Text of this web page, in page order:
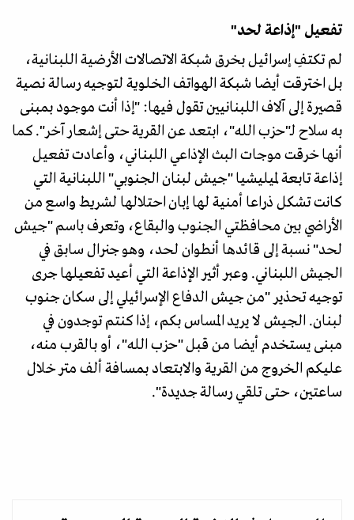
تفعيل "إذاعة لحد"
لم تكتفِ إسرائيل بخرق شبكة الاتصالات الأرضية اللبنانية،
بل اخترقت أيضا شبكة الهواتف الخلوية لتوجيه رسالة نصية
قصيرة إلى آلاف اللبنانيين تقول فيها: "إذا أنت موجود بمبنى
به سلاح لـ"حزب الله"، ابتعد عن القرية حتى إشعار آخر". كما
أنها خرقت موجات البث الإذاعي اللبناني، وأعادت تفعيل
إذاعة تابعة لميليشيا "جيش لبنان الجنوبي" اللبنانية التي
كانت تشكل ذراعا أمنية لها إبان احتلالها لشريط واسع من
الأراضي بين محافظتي الجنوب والبقاع، وتعرف باسم "جيش
لحد" نسبة إلى قائدها أنطوان لحد، وهو جنرال سابق في
الجيش اللبناني. وعبر أثير الإذاعة التي أعيد تفعيلها جرى
توجيه تحذير "من جيش الدفاع الإسرائيلي إلى سكان جنوب
لبنان. الجيش لا يريد المساس بكم، إذا كنتم توجدون في
مبنى يستخدم أيضا من قبل "حزب الله"، أو بالقرب منه،
عليكم الخروج من القرية والابتعاد بمسافة ألف متر خلال
ساعتين، حتى تلقي رسالة جديدة".